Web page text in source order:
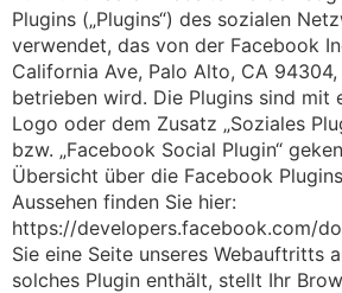
Plugins („Plugins“) des sozialen
verwendet, das von der Facebook
California Ave, Palo Alto, CA 94304,
betrieben wird. Die Plugins sind mit
Logo oder dem Zusatz „Soziales
bzw. „Facebook Social Plugin“
Übersicht über die Facebook
Aussehen finden Sie hier:
https://developers.facebook.com/
Sie eine Seite unseres Webauftritts
solches Plugin enthält, stellt Ihr